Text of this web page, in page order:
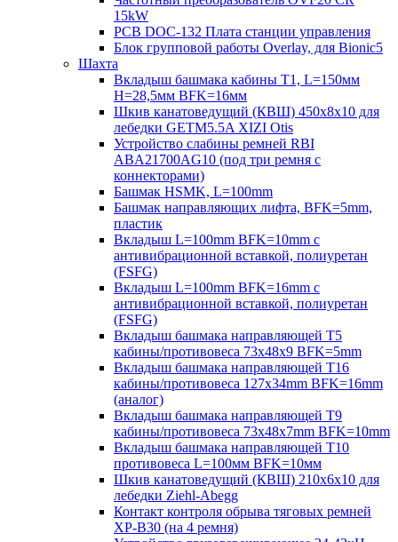
15kW
PCB DOC-132 Плата станции управления
Блок групповой работы Overlay, для Bionic5
Шахта
Вкладыш башмака кабины T1, L=150мм
H=28,5мм BFK=16мм
Шкив канатоведущий (КВШ) 450х8х10 для
лебедки GETM5.5A XIZI Otis
Устройство слабины ремней RBI
ABA21700AG10 (под три ремня с
коннекторами)
Башмак HSMK, L=100mm
Башмак направляющих лифта, BFK=5mm,
пластик
Вкладыш L=100mm BFK=10mm с
антивибрационной вставкой, полиуретан
(FSFG)
Вкладыш L=100mm BFK=16mm с
антивибрационной вставкой, полиуретан
(FSFG)
Вкладыш башмака направляющей T5
кабины/противовеса 73х48х9 BFK=5mm
Вкладыш башмака направляющей T16
кабины/противовеса 127х34mm BFK=16mm
(аналог)
Вкладыш башмака направляющей T9
кабины/противовеса 73х48х7mm BFK=10mm
Вкладыш башмака направляющей T10
противовеса L=100мм BFK=10мм
Шкив канатоведущий (КВШ) 210х6х10 для
лебедки Ziehl-Abegg
Контакт контроля обрыва тяговых ремней
XP-B30 (на 4 ремня)